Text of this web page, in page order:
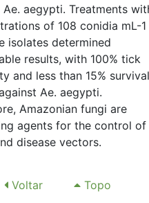
Ae. aegypti. Treatments
of 108 conidia mL-1
isolates determined
results, with 100% tick
and less than 15% survival
Ae. aegypti.
Amazonian fungi are
agents for the control of
disease vectors.
Voltar
Topo